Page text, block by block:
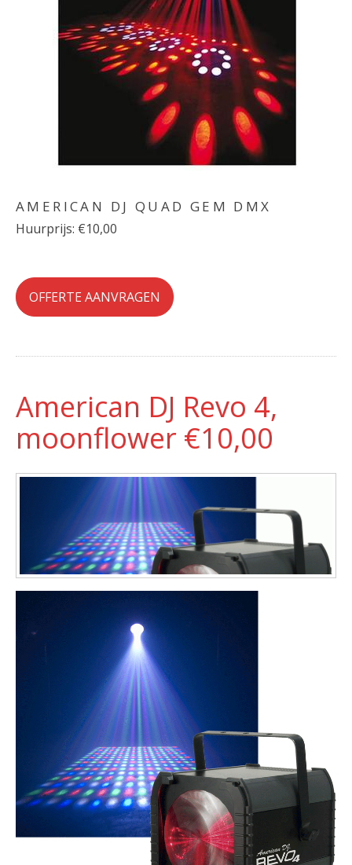
AMERICAN DJ QUAD GEM DMX
Huurprijs: €10,00
OFFERTE AANVRAGEN
American DJ Revo 4,
moonflower €10,00